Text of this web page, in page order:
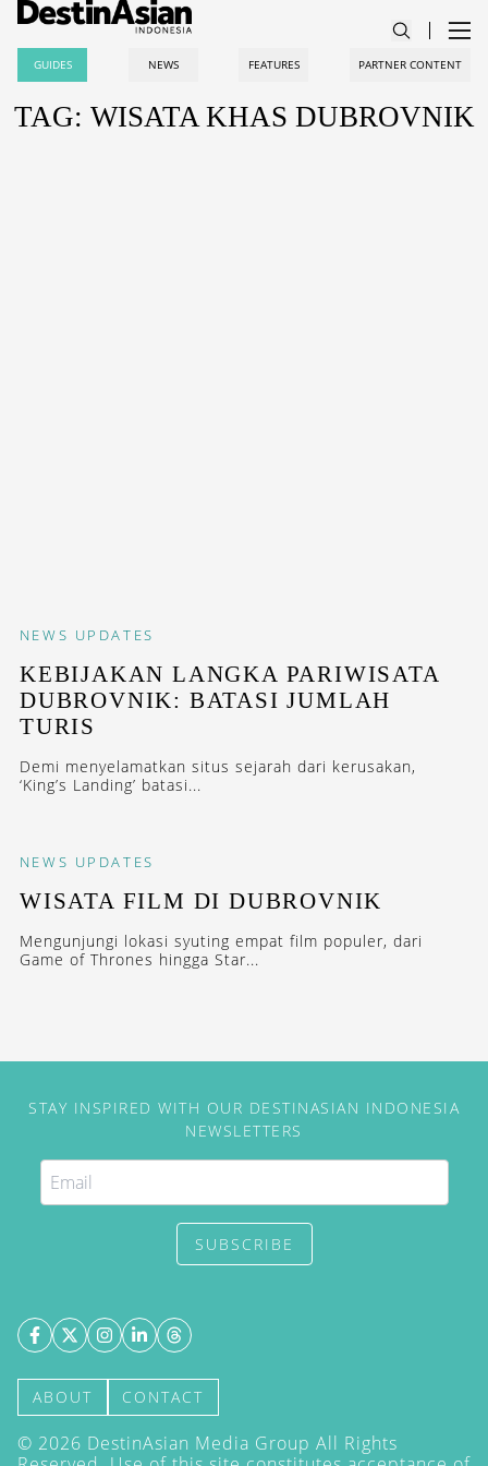
GUIDES NEWS FEATURES PARTNER CONTENT
TAG: WISATA KHAS DUBROVNIK
NEWS UPDATES
KEBIJAKAN LANGKA PARIWISATA
DUBROVNIK: BATASI JUMLAH
TURIS
Demi menyelamatkan situs sejarah dari kerusakan,
‘King’s Landing’ batasi...
NEWS UPDATES
WISATA FILM DI DUBROVNIK
Mengunjungi lokasi syuting empat film populer, dari
Game of Thrones hingga Star...
STAY INSPIRED WITH OUR DESTINASIAN INDONESIA
NEWSLETTERS
SUBSCRIBE
ABOUT CONTACT
© 2026 DestinAsian Media Group All Rights